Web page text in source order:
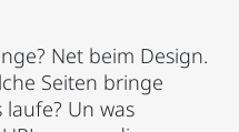
Net beim Design.
Seiten bringe
laufe? Un was